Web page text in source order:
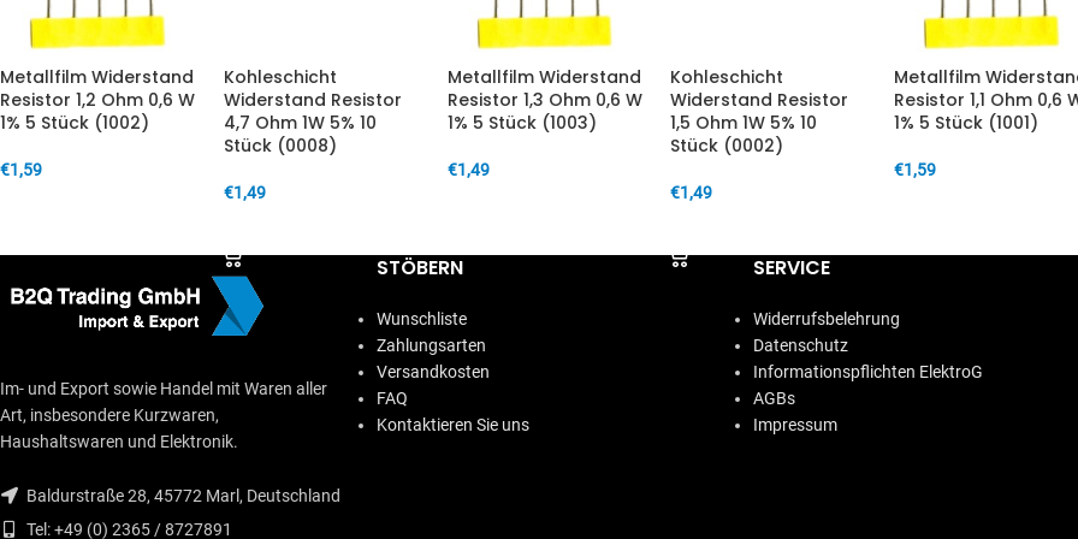
Metallfilm Widerstand
Resistor 1,2 Ohm 0,6 W
1% 5 Stück (1002)
€1,59
Kohleschicht
Widerstand Resistor
4,7 Ohm 1W 5% 10
Stück (0008)
€1,49
Metallfilm Widerstand
Resistor 1,3 Ohm 0,6 W
1% 5 Stück (1003)
€1,49
Kohleschicht
Widerstand Resistor
1,5 Ohm 1W 5% 10
Stück (0002)
€1,49
Metallfilm
Resistor 1,1 Ohm 0,6
1% 5 Stück (1001)
€1,59
Im- und Export sowie Handel mit Waren aller
Art, insbesondere Kurzwaren,
Haushaltswaren und Elektronik.
Baldurstraße 28, 45772 Marl, Deutschland
Tel: +49 (0) 2365 / 8727891
STÖBERN
Wunschliste
Zahlungsarten
Versandkosten
FAQ
Kontaktieren Sie uns
SERVICE
Widerrufsbelehrung
Datenschutz
Informationspflichten ElektroG
AGBs
Impressum